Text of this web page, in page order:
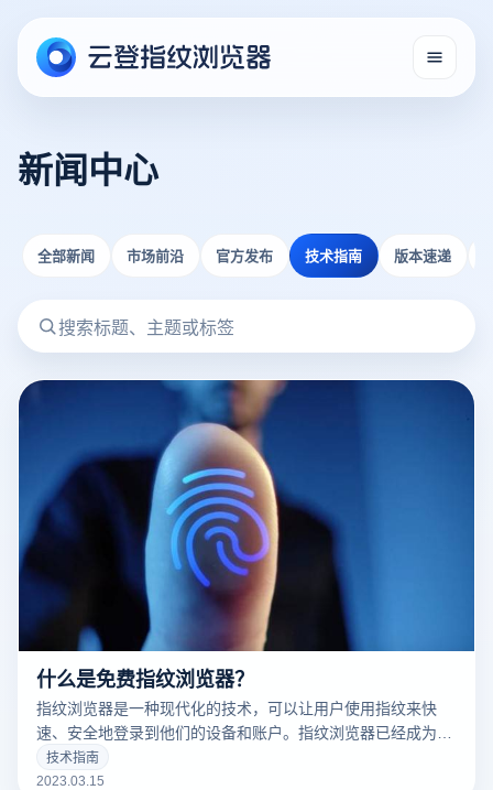
新闻中心
全部新闻 市场前沿 官方发布 技术指南 版本速递
什么是免费指纹浏览器？
指纹浏览器是一种现代化的技术，可以让用户使用指纹来快
速、安全地登录到他们的设备和账户。指纹浏览器已经成为了
现代科技的标志之一，并且越来越多的人开始使用它。
技术指南
2023.03.15